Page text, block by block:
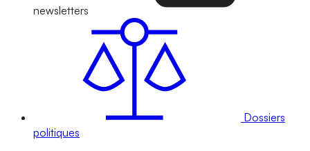
newsletters
Dossiers
politiques